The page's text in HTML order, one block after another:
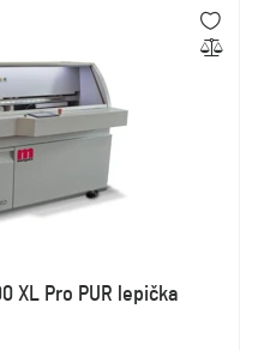
XL Pro PUR lepička